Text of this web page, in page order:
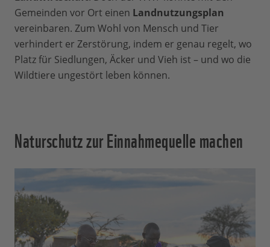
Gemeinden vor Ort einen Landnutzungsplan
vereinbaren. Zum Wohl von Mensch und Tier
verhindert er Zerstörung, indem er genau regelt, wo
Platz für Siedlungen, Äcker und Vieh ist – und wo die
Wildtiere ungestört leben können.
Naturschutz zur Einnahmequelle machen